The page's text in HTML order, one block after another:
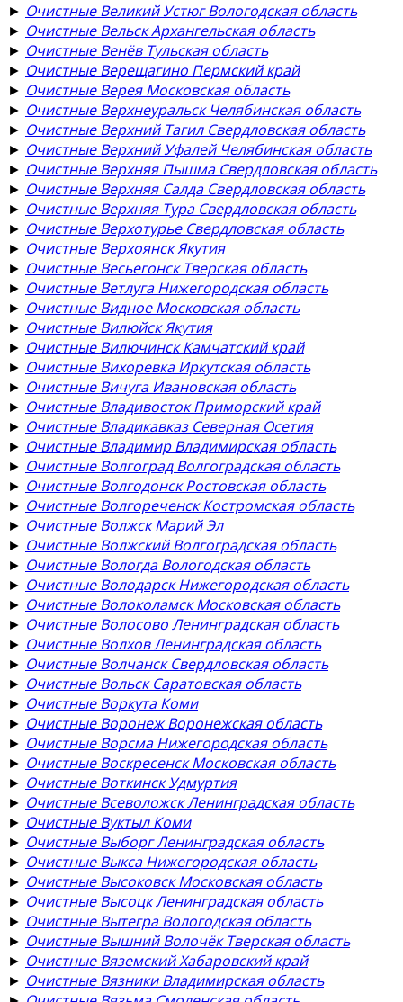
► Очистные Великий Устюг Вологодская область
► Очистные Вельск Архангельская область
► Очистные Венёв Тульская область
► Очистные Верещагино Пермский край
► Очистные Верея Московская область
► Очистные Верхнеуральск Челябинская область
► Очистные Верхний Тагил Свердловская область
► Очистные Верхний Уфалей Челябинская область
► Очистные Верхняя Пышма Свердловская область
► Очистные Верхняя Салда Свердловская область
► Очистные Верхняя Тура Свердловская область
► Очистные Верхотурье Свердловская область
► Очистные Верхоянск Якутия
► Очистные Весьегонск Тверская область
► Очистные Ветлуга Нижегородская область
► Очистные Видное Московская область
► Очистные Вилюйск Якутия
► Очистные Вилючинск Камчатский край
► Очистные Вихоревка Иркутская область
► Очистные Вичуга Ивановская область
► Очистные Владивосток Приморский край
► Очистные Владикавказ Северная Осетия
► Очистные Владимир Владимирская область
► Очистные Волгоград Волгоградская область
► Очистные Волгодонск Ростовская область
► Очистные Волгореченск Костромская область
► Очистные Волжск Марий Эл
► Очистные Волжский Волгоградская область
► Очистные Вологда Вологодская область
► Очистные Володарск Нижегородская область
► Очистные Волоколамск Московская область
► Очистные Волосово Ленинградская область
► Очистные Волхов Ленинградская область
► Очистные Волчанск Свердловская область
► Очистные Вольск Саратовская область
► Очистные Воркута Коми
► Очистные Воронеж Воронежская область
► Очистные Ворсма Нижегородская область
► Очистные Воскресенск Московская область
► Очистные Воткинск Удмуртия
► Очистные Всеволожск Ленинградская область
► Очистные Вуктыл Коми
► Очистные Выборг Ленинградская область
► Очистные Выкса Нижегородская область
► Очистные Высоковск Московская область
► Очистные Высоцк Ленинградская область
► Очистные Вытегра Вологодская область
► Очистные Вышний Волочёк Тверская область
► Очистные Вяземский Хабаровский край
► Очистные Вязники Владимирская область